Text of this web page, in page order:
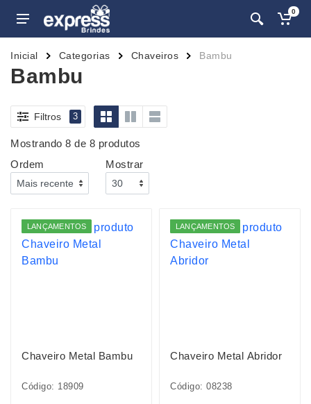
0
Inicial Categorias Chaveiros Bambu
Bambu
Filtros 3
Mostrando 8 de 8 produtos
Ordem
Mostrar
LANÇAMENTOS
Chaveiro Metal Bambu
Código: 18909
LANÇAMENTOS
Chaveiro Metal Abridor
Código: 08238